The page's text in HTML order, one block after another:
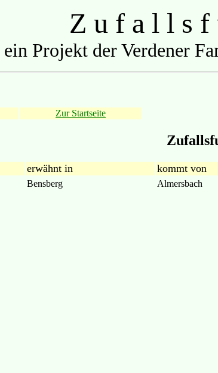
Z u f a l l s f
ein Projekt der Verdener
Zur Startseite
erwähnt in kommt von
Bensberg Almersbach